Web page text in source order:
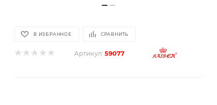
В ИЗБРАННОЕ СРАВНИТЬ
Артикул: 59077